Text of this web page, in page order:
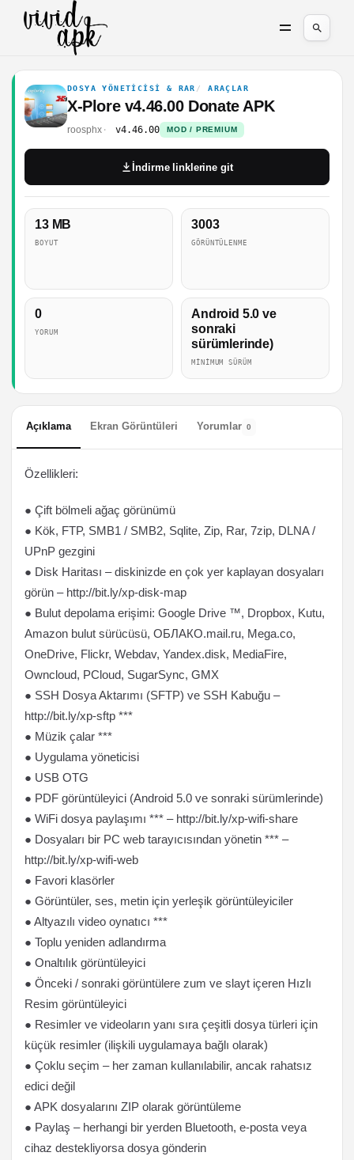
DOSYA YÖNETICISI & RAR ARAÇLAR
X-Plore v4.46.00 Donate APK
roosphx v4.46.00 MOD / PREMIUM
13 MB
BOYUT
3003
GÖRÜNTÜLENME
0
YORUM
Android 5.0 ve
sonraki
sürümlerinde)
MINIMUM SÜRÜM
İndirme linklerine git
Açıklama Ekran Görüntüleri Yorumlar 0
Özellikleri:
● Çift bölmeli ağaç görünümü
● Kök, FTP, SMB1 / SMB2, Sqlite, Zip, Rar, 7zip, DLNA /
UPnP gezgini
● Disk Haritası – diskinizde en çok yer kaplayan dosyaları
görün – http://bit.ly/xp-disk-map
● Bulut depolama erişimi: Google Drive ™, Dropbox, Kutu,
Amazon bulut sürücüsü, ОБЛАКО.mail.ru, Mega.co,
OneDrive, Flickr, Webdav, Yandex.disk, MediaFire,
Owncloud, PCloud, SugarSync, GMX
● SSH Dosya Aktarımı (SFTP) ve SSH Kabuğu –
http://bit.ly/xp-sftp ***
● Müzik çalar ***
● Uygulama yöneticisi
● USB OTG
● PDF görüntüleyici (Android 5.0 ve sonraki sürümlerinde)
● WiFi dosya paylaşımı *** – http://bit.ly/xp-wifi-share
● Dosyaları bir PC web tarayıcısından yönetin *** –
http://bit.ly/xp-wifi-web
● Favori klasörler
● Görüntüler, ses, metin için yerleşik görüntüleyiciler
● Altyazılı video oynatıcı ***
● Toplu yeniden adlandırma
● Onaltılık görüntüleyici
● Önceki / sonraki görüntülere zum ve slayt içeren Hızlı
Resim görüntüleyici
● Resimler ve videoların yanı sıra çeşitli dosya türleri için
küçük resimler (ilişkili uygulamaya bağlı olarak)
● Çoklu seçim – her zaman kullanılabilir, ancak rahatsız
edici değil
● APK dosyalarını ZIP olarak görüntüleme
● Paylaş – herhangi bir yerden Bluetooth, e-posta veya
cihaz destekliyorsa dosya gönderin